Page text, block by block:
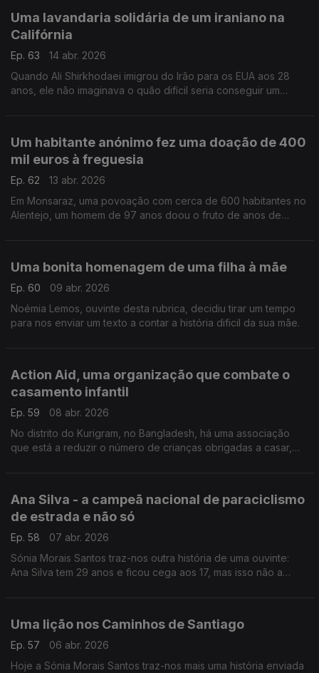
Uma lavandaria solidária de um iraniano na
Califórnia
Ep. 63
14 abr. 2026
Quando Ali Shirkhodaei imigrou do Irão para os EUA aos 28
anos, ele não imaginava o quão difícil seria conseguir um
Um habitante anónimo fez uma doação de 400
mil euros à freguesia
Ep. 62
13 abr. 2026
Em Monsaraz, uma povoação com cerca de 600 habitantes no
Alentejo, um homem de 97 anos doou o fruto de anos de
Uma bonita homenagem de uma filha à mãe
Ep. 60
09 abr. 2026
Noémia Lemos, ouvinte desta rubrica, decidiu tirar um tempo
para nos enviar um texto a contar a história dificil da sua mãe.
Action Aid, uma organização que combate o
casamento infantil
Ep. 59
08 abr. 2026
No distrito do Kurigram, no Bangladesh, há uma associação
que está a reduzir o número de crianças obrigadas a casar,
Ana Silva - a campeã nacional de paraciclismo
de estrada e não só
Ep. 58
07 abr. 2026
Sónia Morais Santos traz-nos outra história de uma ouvinte:
Ana Silva tem 29 anos e ficou cega aos 17, mas isso não a
Uma lição nos Caminhos de Santiago
Ep. 57
06 abr. 2026
Hoje a Sónia Morais Santos traz-nos mais uma história enviada